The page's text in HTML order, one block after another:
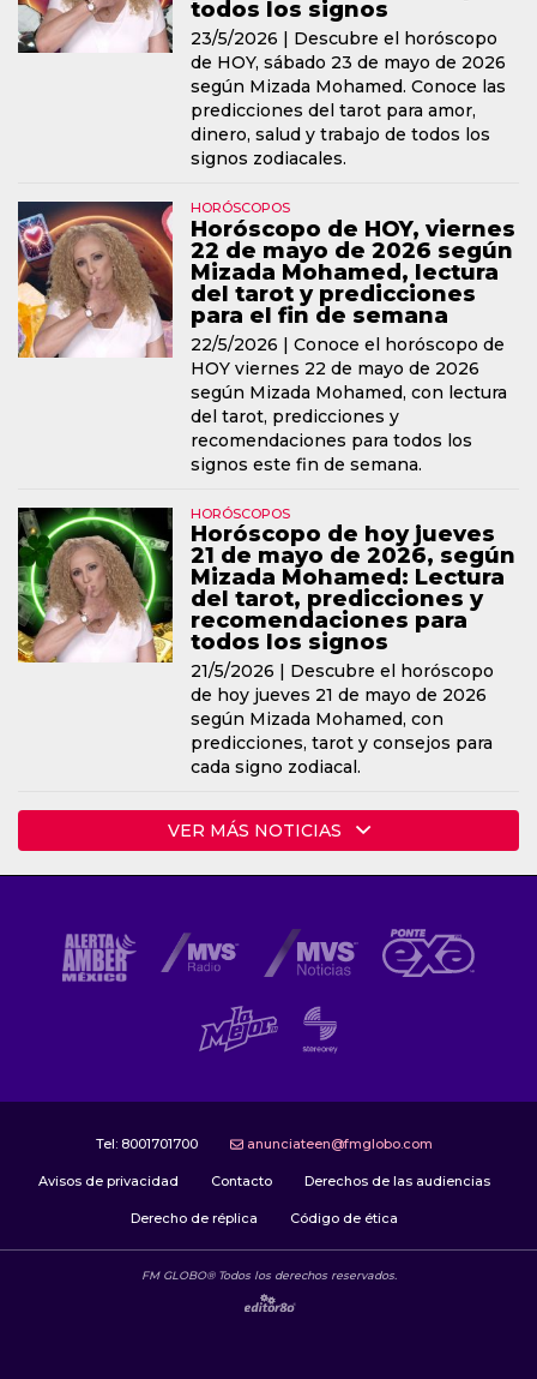
todos los signos
23/5/2026 | Descubre el horóscopo
de HOY, sábado 23 de mayo de 2026
según Mizada Mohamed. Conoce las
predicciones del tarot para amor,
dinero, salud y trabajo de todos los
signos zodiacales.
HORÓSCOPOS
Horóscopo de HOY, viernes
22 de mayo de 2026 según
Mizada Mohamed, lectura
del tarot y predicciones
para el fin de semana
22/5/2026 |Conoce el horóscopo de
HOY viernes 22 de mayo de 2026
según Mizada Mohamed, con lectura
del tarot, predicciones y
recomendaciones para todos los
signos este fin de semana.
HORÓSCOPOS
Horóscopo de hoy jueves
21 de mayo de 2026, según
Mizada Mohamed: Lectura
del tarot, predicciones y
recomendaciones para
todos los signos
21/5/2026 | Descubre el horóscopo
de hoy jueves 21 de mayo de 2026
según Mizada Mohamed, con
predicciones, tarot y consejos para
cada signo zodiacal.
VER MÁS NOTICIAS
Tel: 8001701700 anunciateen@fmglobo.com
Avisos de privacidad Contacto Derechos de las audiencias
Derecho de réplica Código de ética
FM GLOBO® Todos los derechos reservados.